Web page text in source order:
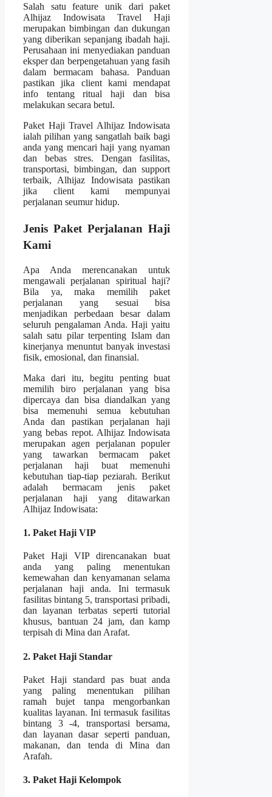
Salah satu feature unik dari paket
Alhijaz Indowisata Travel Haji
merupakan bimbingan dan dukungan
yang diberikan sepanjang ibadah haji.
Perusahaan ini menyediakan panduan
eksper dan berpengetahuan yang fasih
dalam bermacam bahasa. Panduan
pastikan jika client kami mendapat
info tentang ritual haji dan bisa
melakukan secara betul.
Paket Haji Travel Alhijaz Indowisata
ialah pilihan yang sangatlah baik bagi
anda yang mencari haji yang nyaman
dan bebas stres. Dengan fasilitas,
transportasi, bimbingan, dan support
terbaik, Alhijaz Indowisata pastikan
jika client kami mempunyai
perjalanan seumur hidup.
Jenis Paket Perjalanan Haji
Kami
Apa Anda merencanakan untuk
mengawali perjalanan spiritual haji?
Bila ya, maka memilih paket
perjalanan yang sesuai bisa
menjadikan perbedaan besar dalam
seluruh pengalaman Anda. Haji yaitu
salah satu pilar terpenting Islam dan
kinerjanya menuntut banyak investasi
fisik, emosional, dan finansial.
Maka dari itu, begitu penting buat
memilih biro perjalanan yang bisa
dipercaya dan bisa diandalkan yang
bisa memenuhi semua kebutuhan
Anda dan pastikan perjalanan haji
yang bebas repot. Alhijaz Indowisata
merupakan agen perjalanan populer
yang tawarkan bermacam paket
perjalanan haji buat memenuhi
kebutuhan tiap-tiap peziarah. Berikut
adalah bermacam jenis paket
perjalanan haji yang ditawarkan
Alhijaz Indowisata:
1. Paket Haji VIP
Paket Haji VIP direncanakan buat
anda yang paling menentukan
kemewahan dan kenyamanan selama
perjalanan haji anda. Ini termasuk
fasilitas bintang 5, transportasi pribadi,
dan layanan terbatas seperti tutorial
khusus, bantuan 24 jam, dan kamp
terpisah di Mina dan Arafat.
2. Paket Haji Standar
Paket Haji standard pas buat anda
yang paling menentukan pilihan
ramah bujet tanpa mengorbankan
kualitas layanan. Ini termasuk fasilitas
bintang 3 -4, transportasi bersama,
dan layanan dasar seperti panduan,
makanan, dan tenda di Mina dan
Arafah.
3. Paket Haji Kelompok